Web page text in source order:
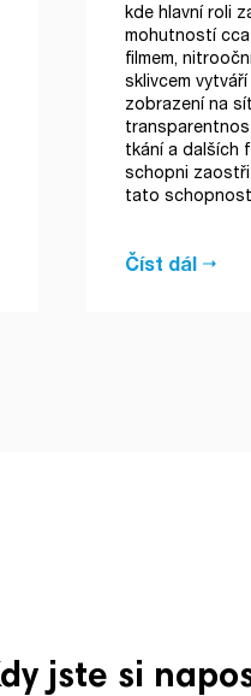
kde hlavní roli
mohutností
filmem,
sklivcem
zobrazení na
tkání a dalších
schopni
tato schopnost
Číst dál
jste si